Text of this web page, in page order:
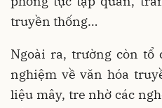
truyền thống…
Ngoài ra, trường còn tổ
nghiệm về văn hóa
liệu mây, tre nhờ các